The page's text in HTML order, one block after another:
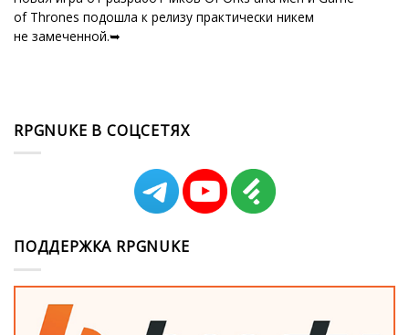
of Thrones подошла к релизу практически никем
не замеченной.➥
RPGNUKE В СОЦСЕТЯХ
ПОДДЕРЖКА RPGNUKE